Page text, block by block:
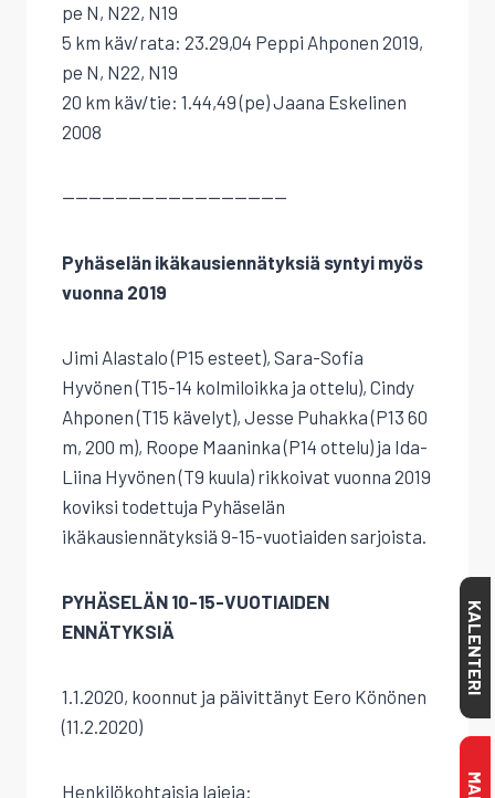
pe N, N22, N19
5 km käv/rata: 23.29,04 Peppi Ahponen 2019,
pe N, N22, N19
20 km käv/tie: 1.44,49 (pe) Jaana Eskelinen
2008
—————————————————
Pyhäselän ikäkausiennätyksiä syntyi myös
vuonna 2019
Jimi Alastalo (P15 esteet), Sara-Sofia
Hyvönen (T15-14 kolmiloikka ja ottelu), Cindy
Ahponen (T15 kävelyt), Jesse Puhakka (P13 60
m, 200 m), Roope Maaninka (P14 ottelu) ja Ida-
Liina Hyvönen (T9 kuula) rikkoivat vuonna 2019
koviksi todettuja Pyhäselän
ikäkausiennätyksiä 9-15-vuotiaiden sarjoista.
PYHÄSELÄN 10-15-VUOTIAIDEN
ENNÄTYKSIÄ
1.1.2020, koonnut ja päivittänyt Eero Könönen
(11.2.2020)
Henkilökohtaisia lajeja:
KALENTERI